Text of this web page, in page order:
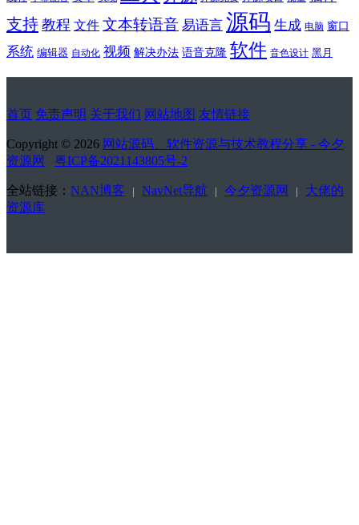
支持 教程 文件 文本转语音 易语言 源码 生成 电脑 窗口
系统 编辑器 自动化 视频 解决办法 语音克隆 软件 音色设计 黑月
首页 免责声明 关于我们 网站地图 友情链接
Copyright © 2026 网站源码、软件资源与技术教程分享 - 今夕
资源网
粤ICP备2021143805号-2
全站链接： NAN博客 | NavNet导航 | 今夕资源网 |
大佬的
资源库